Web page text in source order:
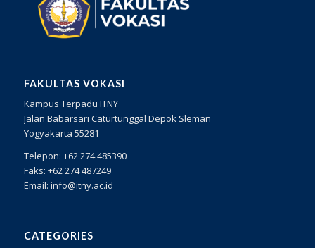
FAKULTAS VOKASI
Kampus Terpadu ITNY
Jalan Babarsari Caturtunggal Depok Sleman
Yogyakarta 55281
Telepon: +62 274 485390
Faks: +62 274 487249
Email: info@itny.ac.id
CATEGORIES